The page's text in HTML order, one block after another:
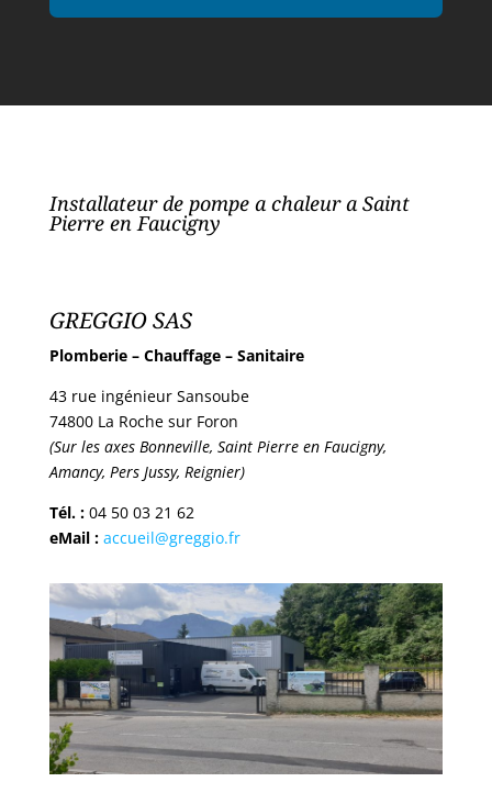
Installateur de pompe a chaleur a Saint
Pierre en Faucigny
GREGGIO SAS
Plomberie – Chauffage – Sanitaire
43 rue ingénieur Sansoube
74800 La Roche sur Foron
(Sur les axes Bonneville, Saint Pierre en Faucigny,
Amancy, Pers Jussy, Reignier)
Tél. :04 50 03 21 62
eMail : accueil@greggio.fr